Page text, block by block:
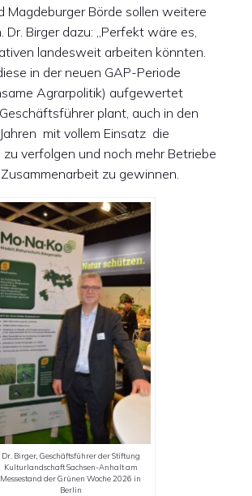
Magdeburger Börde sollen weitere
Dr. Birger dazu: „Perfekt wäre es,
landesweit arbeiten könnten.
in der neuen GAP-Periode
Agrarpolitik) aufgewertet
plant, auch in den
mit vollem Einsatz die
verfolgen und noch mehr Betriebe
zu gewinnen.
Dr. Birger, Geschäftsführer der Stiftung
Kulturlandschaft Sachsen-Anhalt am
Messestand der Grünen Woche 2026 in
Berlin